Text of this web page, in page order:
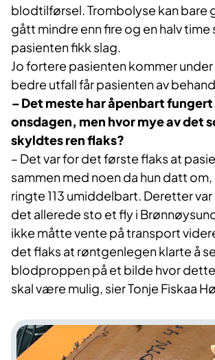
blodtilførsel. Trombolyse kan bare
gått mindre enn fire og en halv time
pasienten fikk slag.
Jo fortere pasienten kommer
bedre utfall får pasienten av
‒ Det meste har åpenbart
onsdagen, men hvor mye av det
skyldtes ren flaks?
‒ Det var for det første flaks at
sammen med noen da hun datt
ringte 113 umiddelbart. Deretter
det allerede sto et fly i
ikke måtte vente på transport
det flaks at røntgenlegen klarte å se
blodproppen på et bilde hvor
skal være mulig, sier Tonje Fiskaa